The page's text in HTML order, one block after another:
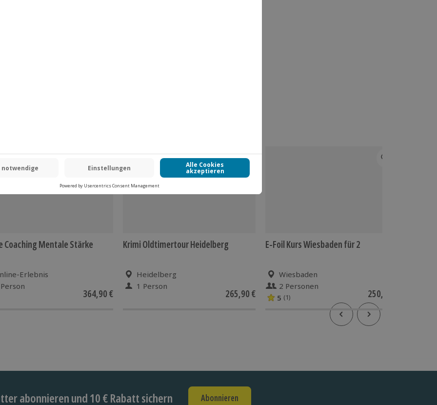
Coaching Mentale Stärke
Erlebnis
364,90 €
-15% CLUB DEAL
Krimi Oldtimertour Heidelberg
Heidelberg
1 Person
265,90 €
E-Foil Kurs Wiesbaden für 2
Wiesbaden
2 Personen
5 (1) 250,90 €
abonnieren und 10 € Rabatt sichern Abonnieren